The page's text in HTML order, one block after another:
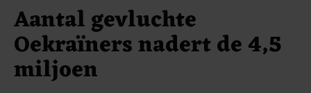
Aantal gevluchte
Oekraïners nadert de 4,5
miljoen